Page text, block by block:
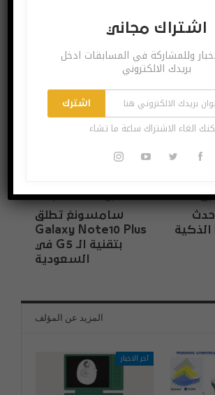
وللمشاركة في المسابقات ادخل بريدك
الالكتروني
الغاء الاشتراك ساعة ما تشاء
أحدث
هواتف Meizu الذكية
البوست القادم
سامسونغ تطلق
Galaxy Note10 Plus
بتقنية الـ G5 في
السعودية
المزيد عن المؤلف
آخر الاخبار
اشتراك مجاني
وللمشاركة في المسابقات ادخل
بريدك الالكتروني
اشترك
الغاء الاشتراك ساعة ما تشاء